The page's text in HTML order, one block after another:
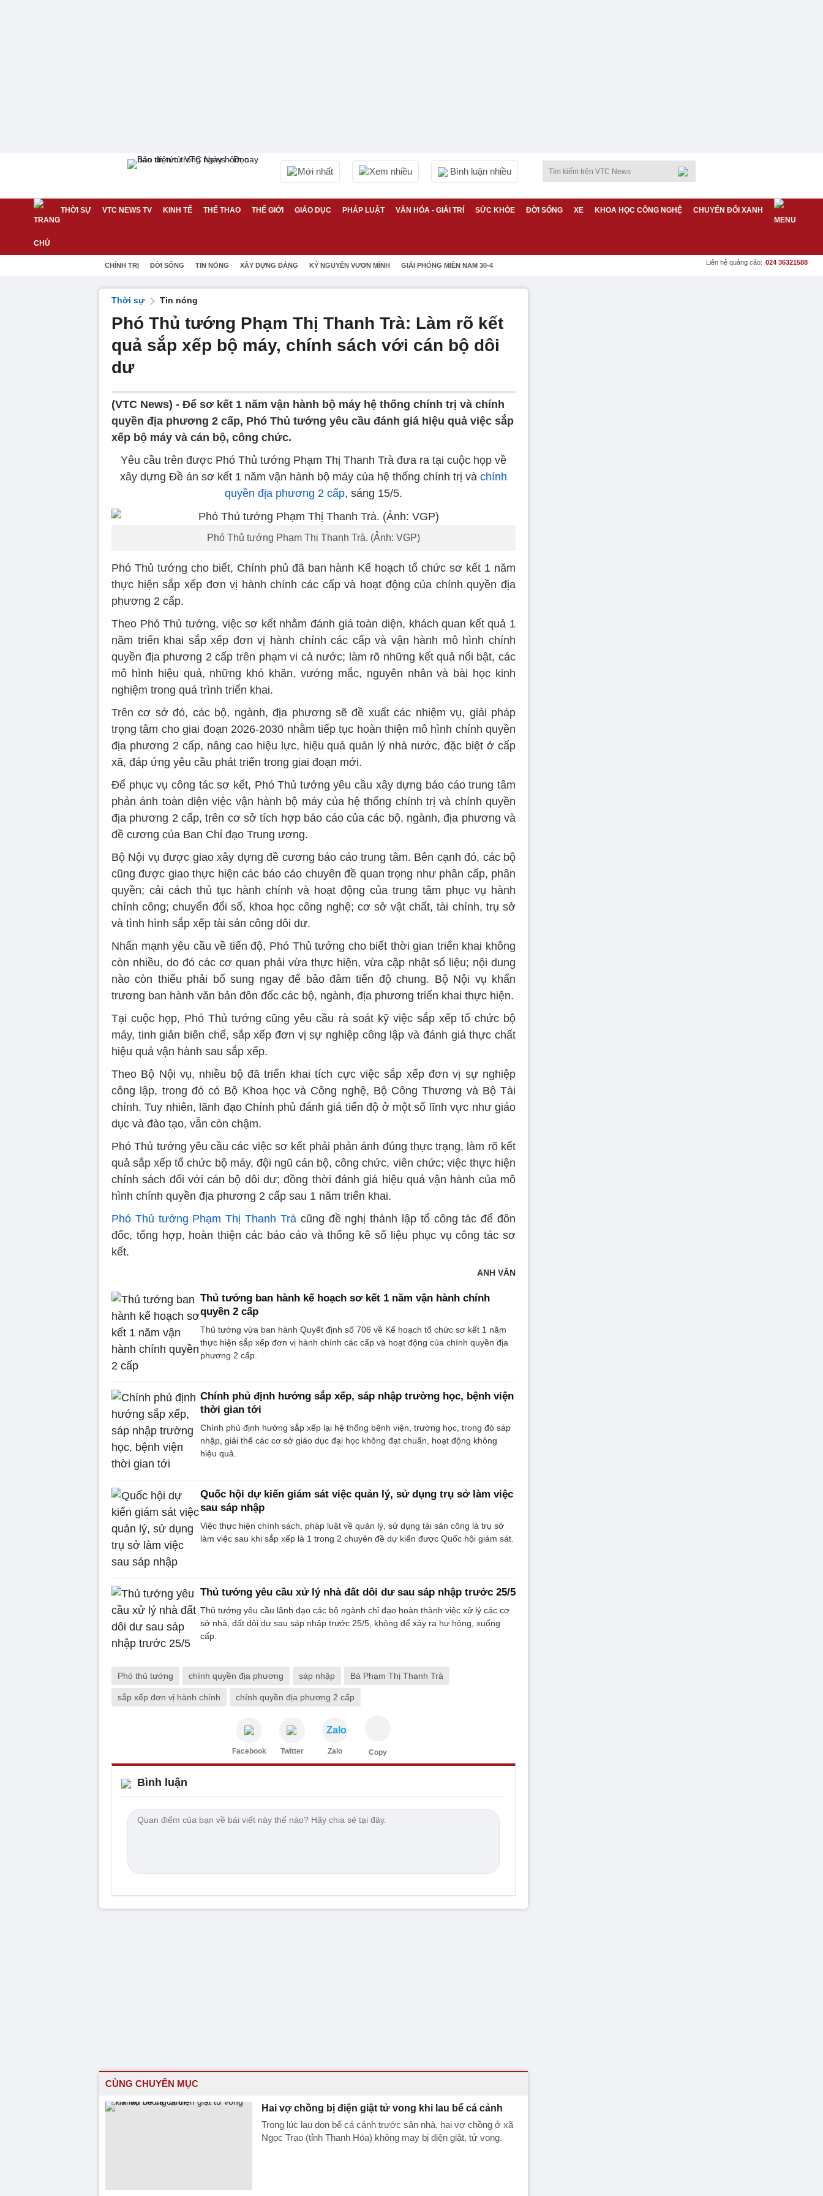
Mới nhất Xem nhiều Bình luận nhiều
THỜI SỰ VTC NEWS TV KINH TẾ THỂ THAO THẾ GIỚI GIÁO DỤC PHÁP LUẬT VĂN HÓA - GIẢI TRÍ SỨC KHỎE ĐỜI SỐNG XE KHOA HỌC CÔNG NGHỆ CHUYỂN ĐỔI XANH
CHÍNH TRỊ ĐỜI SỐNG TIN NÓNG XÂY DỰNG ĐẢNG KỶ NGUYÊN VƯƠN MÌNH GIẢI PHÓNG MIỀN NAM 30-4 Liên hệ quảng cáo: 024 36321588
Thời sự Tin nóng
Phó Thủ tướng Phạm Thị Thanh Trà: Làm rõ kết
quả sắp xếp bộ máy, chính sách với cán bộ dôi
dư
(VTC News) - Để sơ kết 1 năm vận hành bộ máy hệ thống chính trị và chính
quyền địa phương 2 cấp, Phó Thủ tướng yêu cầu đánh giá hiệu quả việc sắp
xếp bộ máy và cán bộ, công chức.
Yêu cầu trên được Phó Thủ tướng Phạm Thị Thanh Trà đưa ra tại cuộc họp về
xây dựng Đề án sơ kết 1 năm vận hành bộ máy của hệ thống chính trị và chính
quyền địa phương 2 cấp, sáng 15/5.
Phó Thủ tướng Phạm Thị Thanh Trà. (Ảnh: VGP)
Phó Thủ tướng cho biết, Chính phủ đã ban hành Kế hoạch tổ chức sơ kết 1 năm
thực hiện sắp xếp đơn vị hành chính các cấp và hoạt động của chính quyền địa
phương 2 cấp.
Theo Phó Thủ tướng, việc sơ kết nhằm đánh giá toàn diện, khách quan kết quả 1
năm triển khai sắp xếp đơn vị hành chính các cấp và vận hành mô hình chính
quyền địa phương 2 cấp trên phạm vi cả nước; làm rõ những kết quả nổi bật, các
mô hình hiệu quả, những khó khăn, vướng mắc, nguyên nhân và bài học kinh
nghiệm trong quá trình triển khai.
Trên cơ sở đó, các bộ, ngành, địa phương sẽ đề xuất các nhiệm vụ, giải pháp
trọng tâm cho giai đoạn 2026-2030 nhằm tiếp tục hoàn thiện mô hình chính quyền
địa phương 2 cấp, nâng cao hiệu lực, hiệu quả quản lý nhà nước, đặc biệt ở cấp
xã, đáp ứng yêu cầu phát triển trong giai đoạn mới.
Để phục vụ công tác sơ kết, Phó Thủ tướng yêu cầu xây dựng báo cáo trung tâm
phản ánh toàn diện việc vận hành bộ máy của hệ thống chính trị và chính quyền
địa phương 2 cấp, trên cơ sở tích hợp báo cáo của các bộ, ngành, địa phương và
đề cương của Ban Chỉ đạo Trung ương.
Bộ Nội vụ được giao xây dựng đề cương báo cáo trung tâm. Bên cạnh đó, các bộ
cũng được giao thực hiện các báo cáo chuyên đề quan trọng như phân cấp, phân
quyền; cải cách thủ tục hành chính và hoạt động của trung tâm phục vụ hành
chính công; chuyển đổi số, khoa học công nghệ; cơ sở vật chất, tài chính, trụ sở
và tình hình sắp xếp tài sản công dôi dư.
Nhấn mạnh yêu cầu về tiến độ, Phó Thủ tướng cho biết thời gian triển khai không
còn nhiều, do đó các cơ quan phải vừa thực hiện, vừa cập nhật số liệu; nội dung
nào còn thiếu phải bổ sung ngay để bảo đảm tiến độ chung. Bộ Nội vụ khẩn
trương ban hành văn bản đôn đốc các bộ, ngành, địa phương triển khai thực hiện.
Tại cuộc họp, Phó Thủ tướng cũng yêu cầu rà soát kỹ việc sắp xếp tổ chức bộ
máy, tinh giản biên chế, sắp xếp đơn vị sự nghiệp công lập và đánh giá thực chất
hiệu quả vận hành sau sắp xếp.
Theo Bộ Nội vụ, nhiều bộ đã triển khai tích cực việc sắp xếp đơn vị sự nghiệp
công lập, trong đó có Bộ Khoa học và Công nghệ, Bộ Công Thương và Bộ Tài
chính. Tuy nhiên, lãnh đạo Chính phủ đánh giá tiến độ ở một số lĩnh vực như giáo
dục và đào tạo, vẫn còn chậm.
Phó Thủ tướng yêu cầu các việc sơ kết phải phản ánh đúng thực trạng, làm rõ kết
quả sắp xếp tổ chức bộ máy, đội ngũ cán bộ, công chức, viên chức; việc thực hiện
chính sách đối với cán bộ dôi dư; đồng thời đánh giá hiệu quả vận hành của mô
hình chính quyền địa phương 2 cấp sau 1 năm triển khai.
Phó Thủ tướng Phạm Thị Thanh Tràcũng đề nghị thành lập tổ công tác để đôn
đốc, tổng hợp, hoàn thiện các báo cáo và thống kê số liệu phục vụ công tác sơ
kết.
ANH VĂN
Thủ tướng ban hành kế hoạch sơ kết 1 năm vận hành chính
quyền 2 cấp
Thủ tướng vừa ban hành Quyết định số 706 về Kế hoạch tổ chức sơ kết 1 năm
thực hiện sắp xếp đơn vị hành chính các cấp và hoạt động của chính quyền địa
phương 2 cấp.
Chính phủ định hướng sắp xếp, sáp nhập trường học, bệnh viện
thời gian tới
Chính phủ định hướng sắp xếp lại hệ thống bệnh viện, trường học, trong đó sáp
nhập, giải thể các cơ sở giáo dục đại học không đạt chuẩn, hoạt động không
hiệu quả.
Quốc hội dự kiến giám sát việc quản lý, sử dụng trụ sở làm việc
sau sáp nhập
Việc thực hiện chính sách, pháp luật về quản lý, sử dụng tài sản công là trụ sở
làm việc sau khi sắp xếp là 1 trong 2 chuyên đề dự kiến được Quốc hội giám sát.
Thủ tướng yêu cầu xử lý nhà đất dôi dư sau sáp nhập trước 25/5
Thủ tướng yêu cầu lãnh đạo các bộ ngành chỉ đạo hoàn thành việc xử lý các cơ
sở nhà, đất dôi dư sau sáp nhập trước 25/5, không để xảy ra hư hỏng, xuống
cấp.
Phó thủ tướng chính quyền địa phương sáp nhập Bà Phạm Thị Thanh Trà
sắp xếp đơn vị hành chính chính quyền địa phương 2 cấp
Facebook Twitter
Zalo
Zalo Copy
Bình luận
CÙNG CHUYÊN MỤC
Hai vợ chồng bị điện giật tử vong khi lau bể cá cảnh
Trong lúc lau dọn bể cá cảnh trước sân nhà, hai vợ chồng ở xã
Ngọc Trạo (tỉnh Thanh Hóa) không may bị điện giật, tử vong.